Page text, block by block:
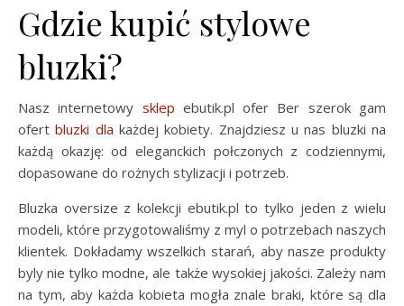
Gdzie kupić stylowe
bluzki?
Nasz internetowy sklep ebutik.pl ofer Ber szerok gam
ofertbluzki dla każdej kobiety. Znajdziesz u nas bluzki na
każdą okazję: od eleganckich połczonych z codziennymi,
dopasowane do rożnych stylizacji i potrzeb.
Bluzka oversize z kolekcji ebutik.pl to tylko jeden z wielu
modeli, które przygotowaliśmy z myl o potrzebach naszych
klientek. Dokładamy wszelkich starań, aby nasze produkty
byly nie tylko modne, ale także wysokiej jakości. Zależy nam
na tym, aby każda kobieta mogła znale braki, które są dla